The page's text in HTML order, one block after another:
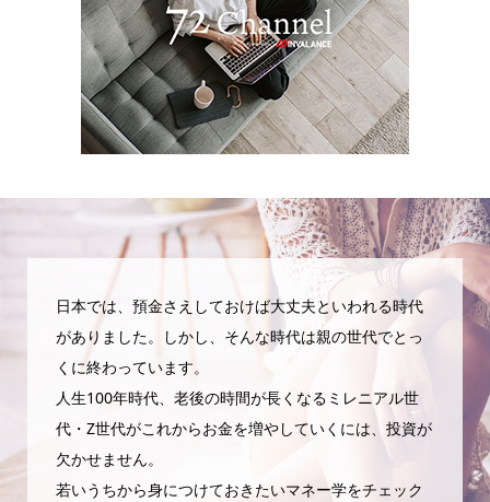
日本では、預金さえしておけば大丈夫といわれる時代
がありました。しかし、そんな時代は親の世代でとっ
くに終わっています。
人生100年時代、老後の時間が長くなるミレニアル世
代・Z世代がこれからお金を増やしていくには、投資が
欠かせません。
若いうちから身につけておきたいマネー学をチェック